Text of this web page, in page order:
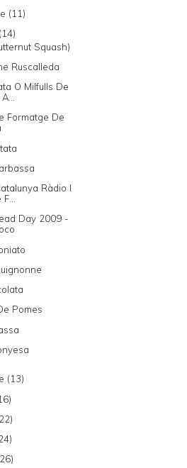
(11)
(14)
Squash)
Ruscalleda
O Milfulls De
Formatge De
Ràdio I
Day 2009 -
Pomes
(13)